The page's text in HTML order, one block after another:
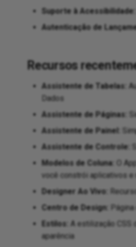
Suporte à Acessibilidade:
Autenticação de
Recursos
Assistente de Tabelas:
Dados
Assistente de Páginas:
Assistente de Painel:
Assistente de Controle:
Modelos de Coluna:
O
você constrói aplicativos
Designer Ao Vivo:
Centro de Design:
Estilos: A estilização CSS
aparência